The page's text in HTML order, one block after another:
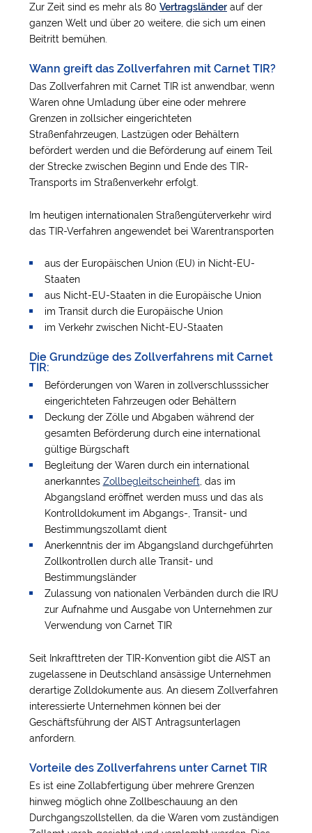
Zur Zeit sind es mehr als 80 Vertragsländer auf der
ganzen Welt und über 20 weitere, die sich um einen
Beitritt bemühen.
Wann greift das Zollverfahren mit Carnet TIR?
Das Zollverfahren mit Carnet TIR ist anwendbar, wenn
Waren ohne Umladung über eine oder mehrere
Grenzen in zollsicher eingerichteten
Straßenfahrzeugen, Lastzügen oder Behältern
befördert werden und die Beförderung auf einem Teil
der Strecke zwischen Beginn und Ende des TIR-
Transports im Straßenverkehr erfolgt.
Im heutigen internationalen Straßengüterverkehr wird
das TIR-Verfahren angewendet bei Warentransporten
aus der Europäischen Union (EU) in Nicht-EU-
Staaten
aus Nicht-EU-Staaten in die Europäische Union
im Transit durch die Europäische Union
im Verkehr zwischen Nicht-EU-Staaten
Die Grundzüge des Zollverfahrens mit Carnet
TIR:
Beförderungen von Waren in zollverschlusssicher
eingerichteten Fahrzeugen oder Behältern
Deckung der Zölle und Abgaben während der
gesamten Beförderung durch eine international
gültige Bürgschaft
Begleitung der Waren durch ein international
anerkanntes Zollbegleitscheinheft, das im
Abgangsland eröffnet werden muss und das als
Kontrolldokument im Abgangs-, Transit- und
Bestimmungszollamt dient
Anerkenntnis der im Abgangsland durchgeführten
Zollkontrollen durch alle Transit- und
Bestimmungsländer
Zulassung von nationalen Verbänden durch die IRU
zur Aufnahme und Ausgabe von Unternehmen zur
Verwendung von Carnet TIR
Seit Inkrafttreten der TIR-Konvention gibt die AIST an
zugelassene in Deutschland ansässige Unternehmen
derartige Zolldokumente aus. An diesem Zollverfahren
interessierte Unternehmen können bei der
Geschäftsführung der AIST Antragsunterlagen
anfordern.
Vorteile des Zollverfahrens unter Carnet TIR
Es ist eine Zollabfertigung über mehrere Grenzen
hinweg möglich ohne Zollbeschauung an den
Durchgangszollstellen, da die Waren vom zuständigen